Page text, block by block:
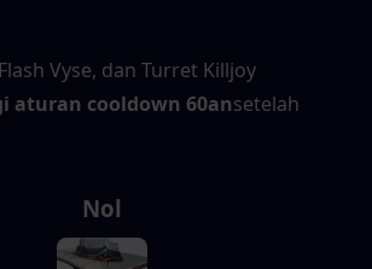
Vyse, dan Turret Killjoy
aturan cooldown 60ansetelah
Nol